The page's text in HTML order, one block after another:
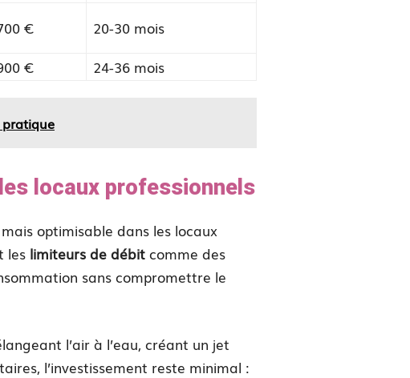
€
20-30 mois
€ 24-36 mois
locaux professionnels
optimisable dans les locaux
les limiteurs de débit comme des
sans compromettre le
l’air à l’eau, créant un jet
l’investissement reste minimal :